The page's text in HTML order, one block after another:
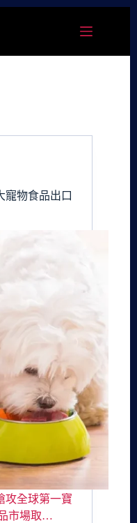
寵物食品出口
攻全球第一寶
市場取…